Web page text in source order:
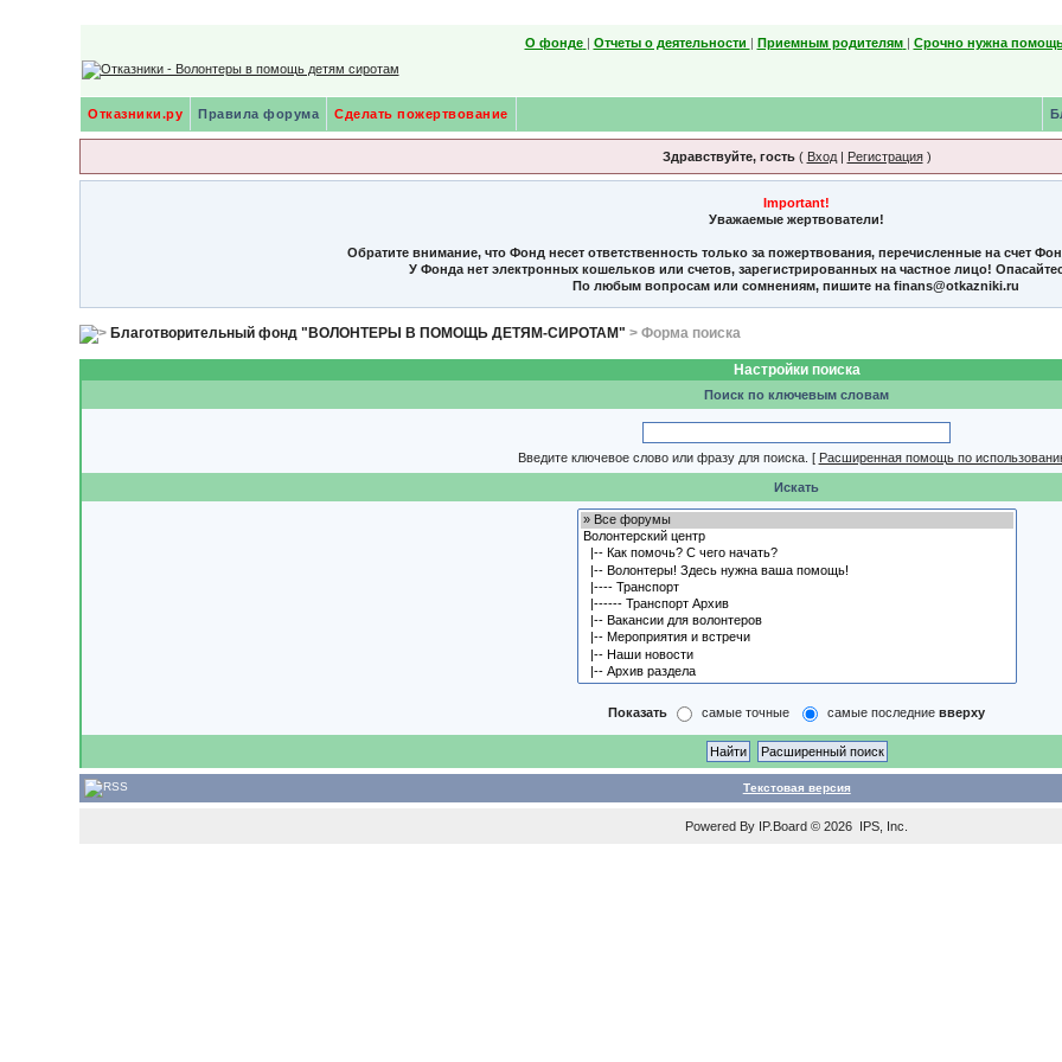
О фонде | Отчеты о деятельности | Приемным родителям | Срочно нужна
Отказники.ру Правила форума Сделать пожертвование
Здравствуйте, гость( Вход| Регистрация)
Important!
Уважаемые жертвователи!
Обратите внимание, что Фонд несет ответственность только за пожертвования, перечисленные на счет
У Фонда нет электронных кошельков или счетов, зарегистрированных на частное лицо!
По любым вопросам или сомнениям, пишите на finans@otkazniki.ru
Благотворительный фонд "ВОЛОНТЕРЫ В ПОМОЩЬ ДЕТЯМ-СИРОТАМ" > Форма поиска
Настройки поиска
Поиск по ключевым словам
Введите ключевое слово или фразу для поиска. [ Расширенная помощь по
Искать
Показать самые точные самые последние вверху
Текстовая версия
Powered By IP.Board © 2026 IPS, Inc